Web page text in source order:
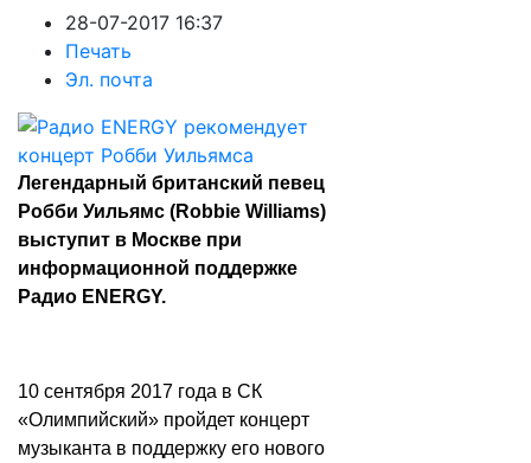
28-07-2017 16:37
Печать
Эл. почта
Легендарный британский певец
Робби Уильямс (Robbie Williams)
выступит в Москве при
информационной поддержке
Радио ENERGY.
10 сентября 2017 года в СК
«Олимпийский» пройдет концерт
музыканта в поддержку его нового